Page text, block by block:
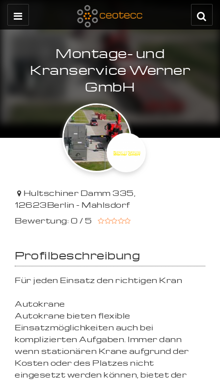
Montage- und
Kranservice Werner
GmbH
Hultschiner Damm 335,
12623Berlin - Mahlsdorf
Bewertung: 0 / 5
Profilbeschreibung
Für jeden Einsatz den richtigen Kran
Autokrane
Autokrane bieten flexible
Einsatzmöglichkeiten auch bei
komplizierten Aufgaben. Immer dann
wenn stationären Krane aufgrund der
Kosten oder des Platzes nicht
eingesetzt werden können, bietet der